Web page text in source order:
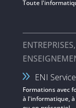
Toute
ENI Service
Formations avec
à l'informatique,